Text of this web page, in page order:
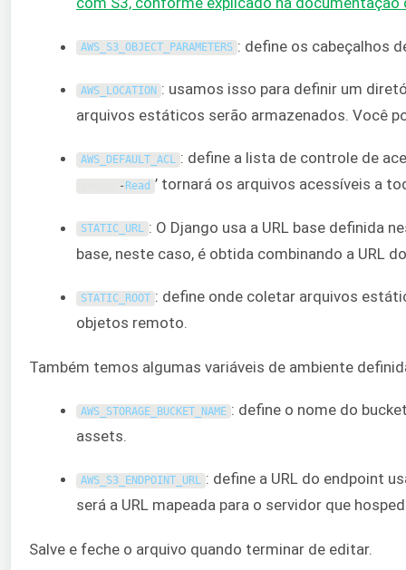
AWS_S3_OBJECT_PARAMETERS : define os cabeçalhos
AWS_LOCATION : usamos isso para definir um
arquivos estáticos serão armazenados. Você
AWS_DEFAULT_ACL : define a lista de controle de
- Read ’ tornará os arquivos acessíveis a
STATIC_URL : O Django usa a URL base definida
base, neste caso, é obtida combinando a URL
STATIC_ROOT : define onde coletar arquivos
objetos remoto.
Também temos algumas variáveis de ambiente
AWS_STORAGE_BUCKET_NAME : define o nome do
assets.
AWS_S3_ENDPOINT_URL : define a URL do endpoint
será a URL mapeada para o servidor que
Salve e feche o arquivo quando terminar de editar.